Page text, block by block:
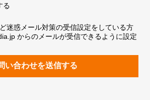
る
迷惑メール対策の受信設定をしている方
からのメールが受信できるように設定
い合わせを送信する